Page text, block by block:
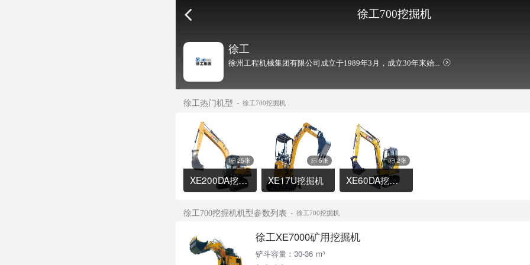
徐工700挖掘机
徐工
徐州工程机械集团有限公司成立于1989年3月，成立30年来始...
徐工热门机型 徐工700挖掘机
25张
XE200DA挖掘机
5张
XE17U挖掘机
2张
XE60DA挖掘机
徐工700挖掘机机型参数列表 徐工700挖掘机
徐工XE7000矿用挖掘机
铲斗容量：30-36 m³